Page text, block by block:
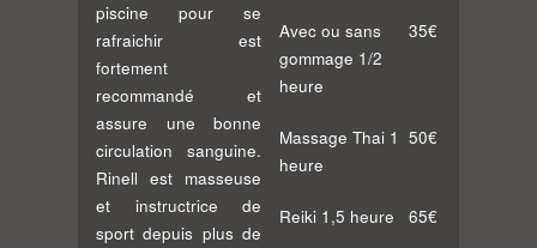
piscine pour se
rafraichir est
fortement
recommandé et
assure une bonne
circulation sanguine.
Rinell est masseuse
et instructrice de
sport depuis plus de
Avec ou sans
gommage 1/2
heure
35€
Massage Thai 1
heure
50€
Reiki 1,5 heure 65€